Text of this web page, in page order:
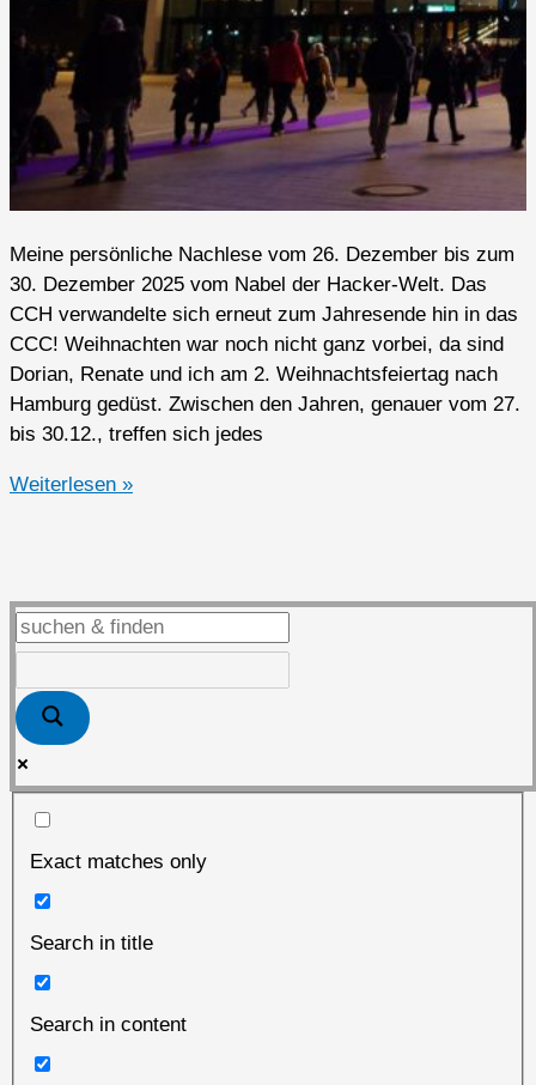
Meine persönliche Nachlese vom 26. Dezember bis zum
30. Dezember 2025 vom Nabel der Hacker-Welt. Das
CCH verwandelte sich erneut zum Jahresende hin in das
CCC! Weihnachten war noch nicht ganz vorbei, da sind
Dorian, Renate und ich am 2. Weihnachtsfeiertag nach
Hamburg gedüst. Zwischen den Jahren, genauer vom 27.
bis 30.12., treffen sich jedes
39C3
Weiterlesen »
Exact matches only
Search in title
Search in content